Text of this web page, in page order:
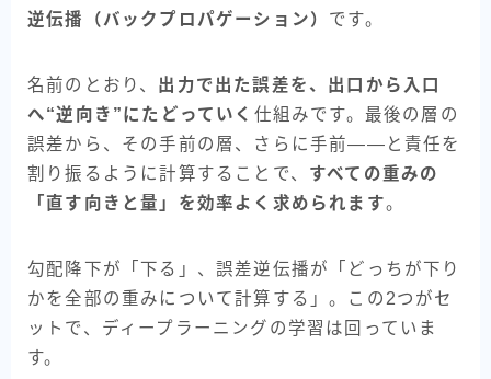
逆伝播（バックプロパゲーション） です。
名前のとおり、 出力で出た誤差を、出口から入口
へ“逆向き”にたどっていく 仕組みです。最後の層の
誤差から、その手前の層、さらに手前——と責任を
割り振るように計算することで、 すべての重みの
「直す向きと量」を効率よく求められます。
勾配降下が「下る」、誤差逆伝播が「どっちが下り
かを全部の重みについて計算する」。この2つがセ
ットで、ディープラーニングの学習は回っていま
す。